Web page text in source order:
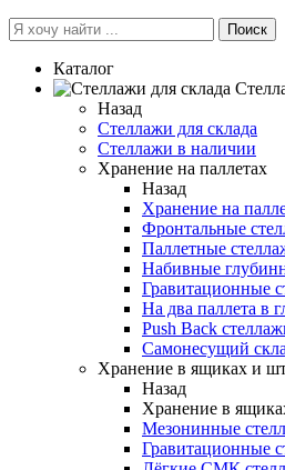
Поиск
Каталог
Назад
Cтеллажи для склада
Стеллажи в наличии
Хранение на паллетах
Назад
Хранение на
Фронтальные
Паллетные
Набивные
Гравитационные
На два паллета в
Push Back
Самонесущий
Хранение в ящиках и
Назад
Хранение в
Мезонинные
Гравитационные